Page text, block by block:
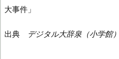
大事件」
出典 デジタル大辞泉（小学館）